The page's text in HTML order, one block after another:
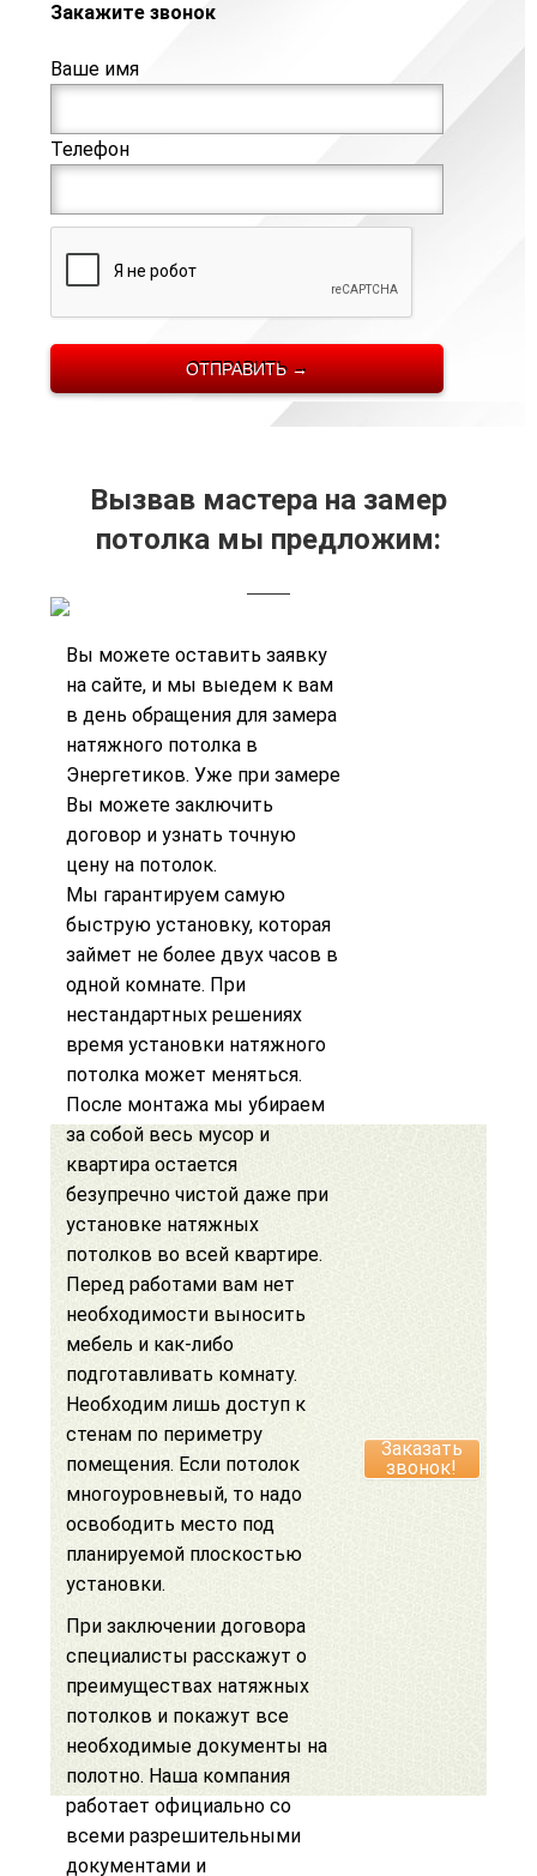
Закажите звонок
Ваше имя
Телефон
Вызвав мастера на замер
потолка мы предложим:
Вы можетеоставить заявку
на сайте, и мы выедем к вам
в день обращения для замера
натяжного потолка в
Энергетиков. Уже при замере
Вы можете заключить
договор и узнать точную
цену на потолок.
Мы гарантируем самую
быструю установку, которая
займет не более двух часов в
одной комнате. При
нестандартных решениях
время установки натяжного
потолка может меняться.
После монтажа мы убираем
за собой весь мусор и
квартира остается
безупречно чистой даже при
установке натяжных
потолков во всей квартире.
Перед работами вам нет
необходимости выносить
мебель и как-либо
подготавливать комнату.
Необходим лишь доступ к
стенам по периметру
помещения. Если потолок
многоуровневый, то надо
освободить место под
планируемой плоскостью
установки.
При заключении договора
специалисты расскажут о
преимуществах натяжных
потолков и покажут все
необходимые документы на
полотно. Наша компания
работает официально со
всеми разрешительными
документами и
Заказать
звонок!